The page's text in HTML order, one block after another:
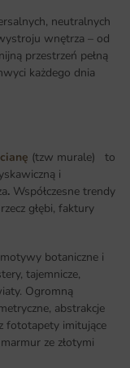
neutralnych
wnętrza – od
przestrzeń pełną
każdego dnia
(tzw murale) to
i
. Współczesne trendy
głębi, faktury
botaniczne i
tajemnicze,
Ogromną
abstrakcje
fototapety imitujące
ze złotymi